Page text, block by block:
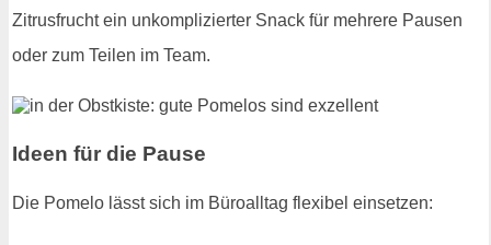
Zitrusfrucht ein unkomplizierter Snack für mehrere Pausen
oder zum Teilen im Team.
Ideen für die Pause
Die Pomelo lässt sich im Büroalltag flexibel einsetzen: